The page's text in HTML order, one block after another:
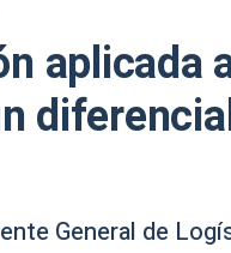
aplicada
General de